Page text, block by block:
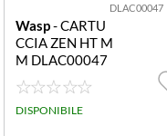
DLAC00047
Wasp- CARTU
CCIA ZEN HT M
M DLAC00047
CARTUCCIA ZE
N HT 0.4 MM
DISPONIBILE